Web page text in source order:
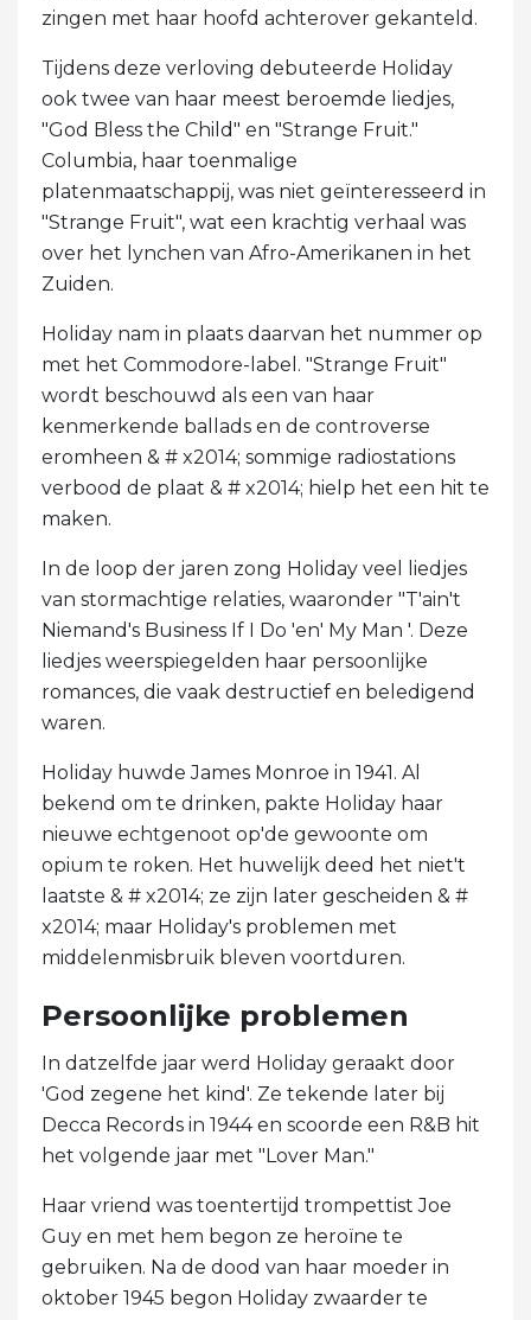
zingen met haar hoofd achterover gekanteld.
Tijdens deze verloving debuteerde Holiday
ook twee van haar meest beroemde liedjes,
"God Bless the Child" en "Strange Fruit."
Columbia, haar toenmalige
platenmaatschappij, was niet geïnteresseerd in
"Strange Fruit", wat een krachtig verhaal was
over het lynchen van Afro-Amerikanen in het
Zuiden.
Holiday nam in plaats daarvan het nummer op
met het Commodore-label. "Strange Fruit"
wordt beschouwd als een van haar
kenmerkende ballads en de controverse
eromheen & # x2014; sommige radiostations
verbood de plaat & # x2014; hielp het een hit te
maken.
In de loop der jaren zong Holiday veel liedjes
van stormachtige relaties, waaronder "T'ain't
Niemand's Business If I Do 'en' My Man '. Deze
liedjes weerspiegelden haar persoonlijke
romances, die vaak destructief en beledigend
waren.
Holiday huwde James Monroe in 1941. Al
bekend om te drinken, pakte Holiday haar
nieuwe echtgenoot op'de gewoonte om
opium te roken. Het huwelijk deed het niet't
laatste & # x2014; ze zijn later gescheiden & #
x2014; maar Holiday's problemen met
middelenmisbruik bleven voortduren.
Persoonlijke problemen
In datzelfde jaar werd Holiday geraakt door
'God zegene het kind'. Ze tekende later bij
Decca Records in 1944 en scoorde een R&B hit
het volgende jaar met "Lover Man."
Haar vriend was toentertijd trompettist Joe
Guy en met hem begon ze heroïne te
gebruiken. Na de dood van haar moeder in
oktober 1945 begon Holiday zwaarder te